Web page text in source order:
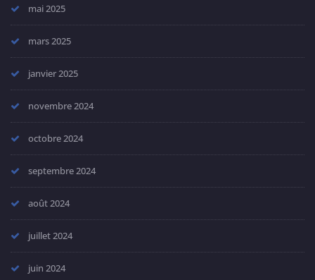
mai 2025
mars 2025
janvier 2025
novembre 2024
octobre 2024
septembre 2024
août 2024
juillet 2024
juin 2024